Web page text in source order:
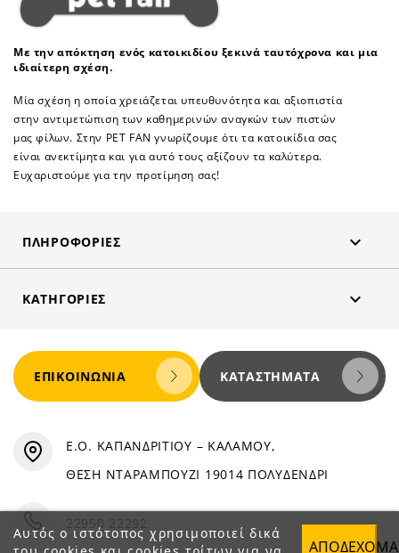
Με την απόκτηση ενός κατοικιδίου ξεκινά ταυτόχρονα και μια
ιδιαίτερη σχέση.
Μία σχέση η οποία χρειάζεται υπευθυνότητα και αξιοπιστία
στην αντιμετώπιση των καθημερινών αναγκών των πιστών
μας φίλων. Στην PET FAN γνωρίζουμε ότι τα κατοικίδια σας
είναι ανεκτίμητα και για αυτό τους αξίζουν τα καλύτερα.
Ευχαριστούμε για την προτίμηση σας!
ΠΛΗΡΟΦΟΡΊΕΣ 
ΚΑΤΗΓΟΡΊΕΣ 
Αυτός ο ιστότοπος χρησιμοποιεί δικά
ΕΠΙΚΟΙΝΩΝΊΑ ΚΑΤΑΣΤΉΜΑΤΑ
Ε.Ο. ΚΑΠΑΝΔΡΙΤΙΟΥ – ΚΑΛΑΜΟΥ,
ΘΕΣΗ ΝΤΑΡΑΜΠΟΥΖΙ 19014 ΠΟΛΥΔΕΝΔΡΙ
22950 22292